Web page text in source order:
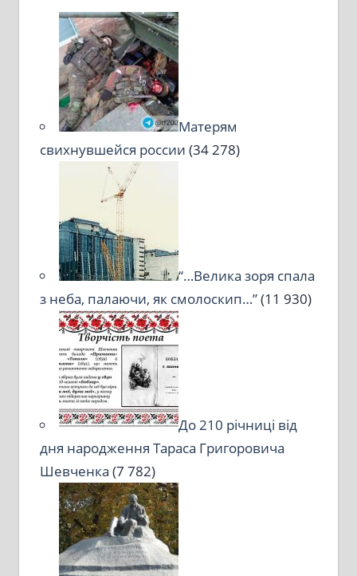
Матерям
свихнувшейся россии (34 278)
“…Велика зоря спала
з неба, палаючи, як смолоскип…”(11 930)
До 210 річниці від
дня народження Тараса Григоровича
Шевченка (7 782)